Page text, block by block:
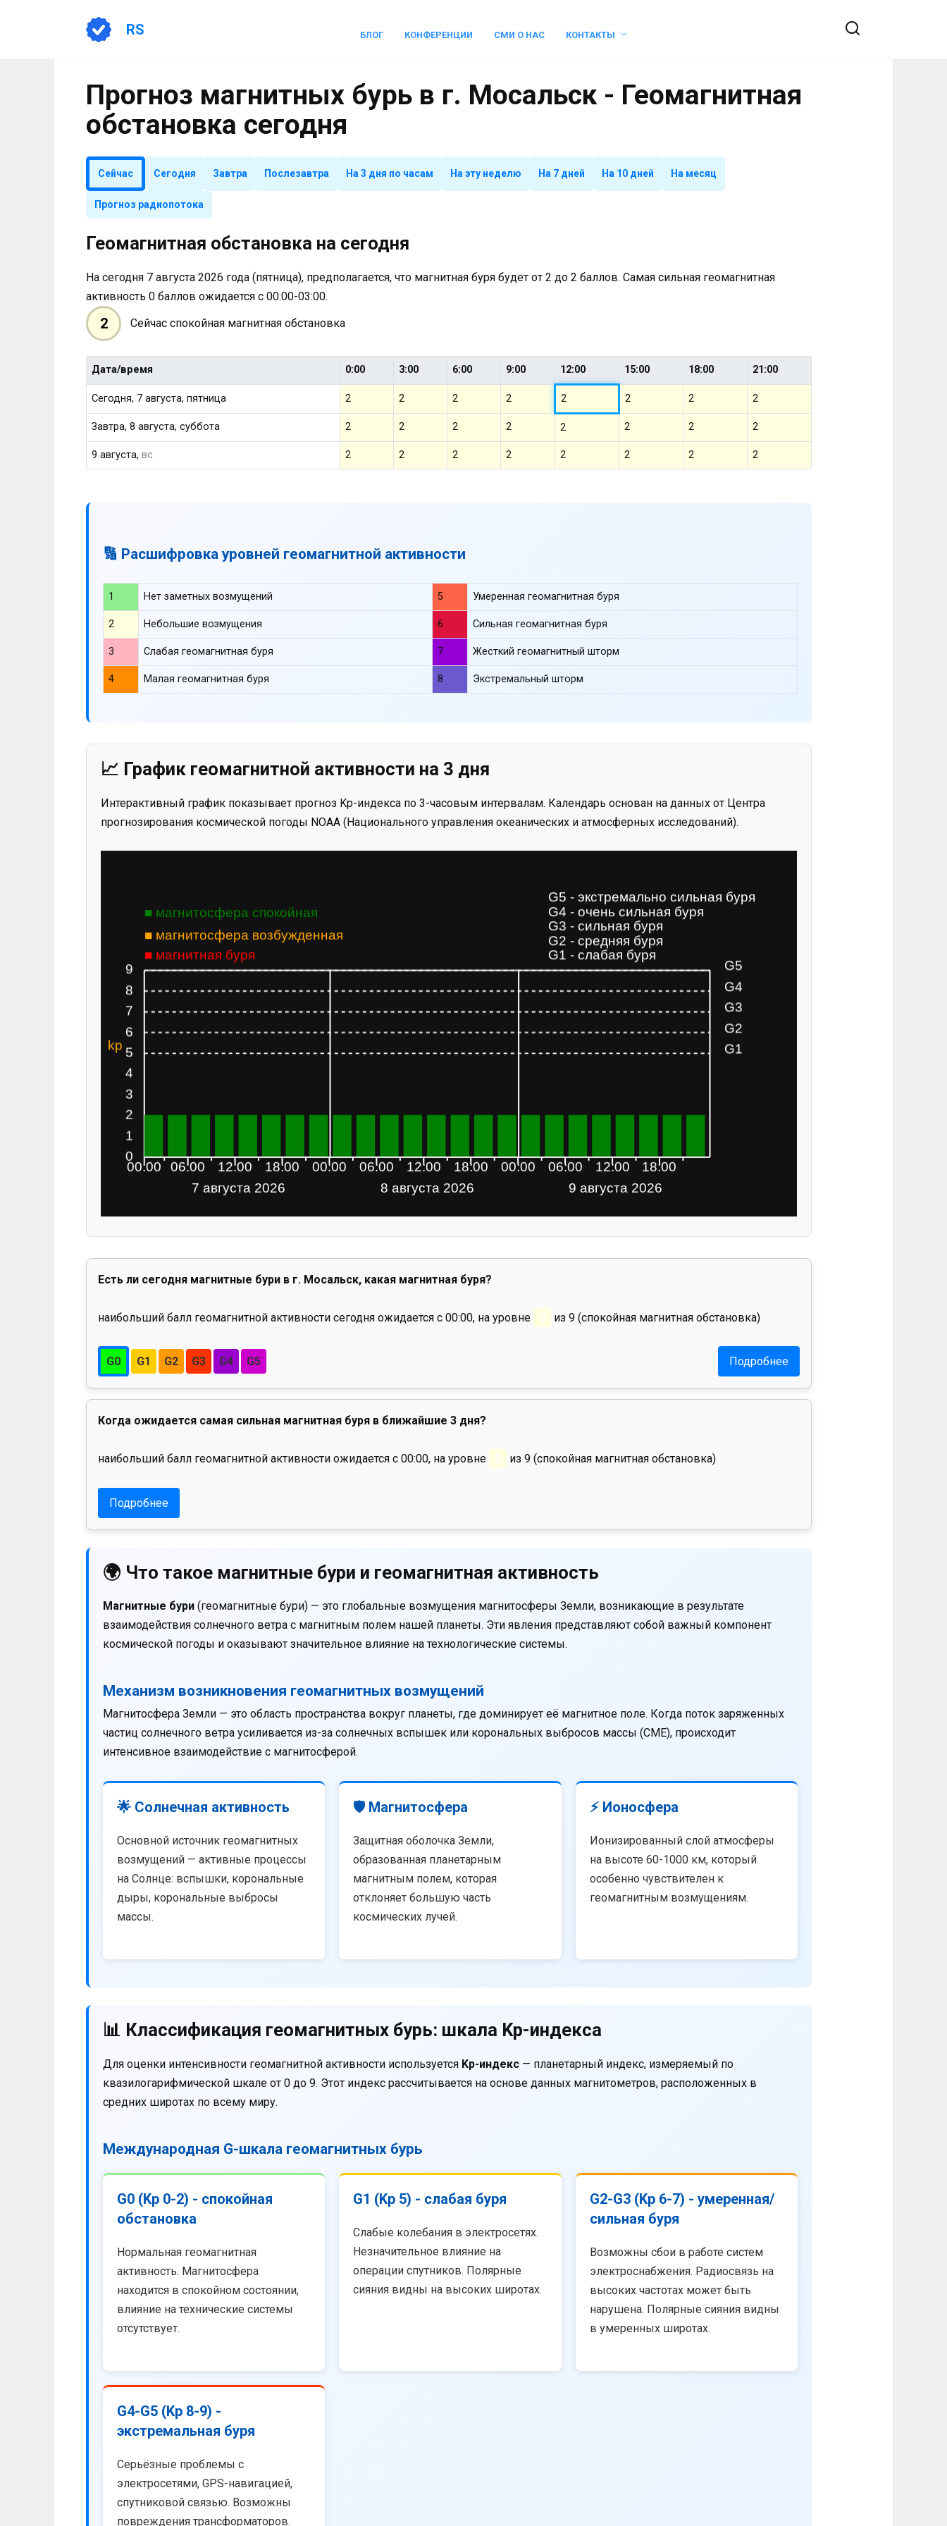
RS БЛОГ КОНФЕРЕНЦИИ СМИ О НАС КОНТАКТЫ
Прогноз магнитных бурь в г. Мосальск - Геомагнитная
обстановка сегодня
Сейчас Сегодня Завтра Послезавтра На 3 дня по часам На эту неделю На 7 дней На 10 дней На месяц
Прогноз радиопотока
Геомагнитная обстановка на сегодня
На сегодня 7 августа 2026 года (пятница), предполагается, что магнитная буря будет от 2 до 2 баллов. Самая сильная геомагнитная
активность 0 баллов ожидается с 00:00-03:00.
2 Сейчас спокойная магнитная обстановка
Дата/время 0:00 3:00 6:00 9:00 12:00 15:00 18:00 21:00
Сегодня, 7 августа, пятница 2 2 2 2 2 2 2 2
Завтра, 8 августа, суббота 2 2 2 2 2 2 2 2
9 августа,вс 2 2 2 2 2 2 2 2
🔢 Расшифровка уровней геомагнитной активности
1 Нет заметных возмущений 5 Умеренная геомагнитная буря
2 Небольшие возмущения 6 Сильная геомагнитная буря
3 Слабая геомагнитная буря 7 Жесткий геомагнитный шторм
4 Малая геомагнитная буря 8 Экстремальный шторм
📈 График геомагнитной активности на 3 дня
Интерактивный график показывает прогноз Kp-индекса по 3-часовым интервалам. Календарь основан на данных от Центра
прогнозирования космической погоды NOAA (Национального управления океанических и атмосферных исследований).
Есть ли сегодня магнитные бури в г. Мосальск, какая магнитная буря?
наибольший балл геомагнитной активности сегодня ожидается с 00:00, на уровне 0 из 9 (спокойная магнитная обстановка)
G0 G1 G2 G3 G4 G5 Подробнее
Когда ожидается самая сильная магнитная буря в ближайшие 3 дня?
наибольший балл геомагнитной активности ожидается с 00:00, на уровне 0 из 9 (спокойная магнитная обстановка)
Подробнее
🌍 Что такое магнитные бури и геомагнитная активность
Магнитные бури (геомагнитные бури) — это глобальные возмущения магнитосферы Земли, возникающие в результате
взаимодействия солнечного ветра с магнитным полем нашей планеты. Эти явления представляют собой важный компонент
космической погоды и оказывают значительное влияние на технологические системы.
Механизм возникновения геомагнитных возмущений
Магнитосфера Земли — это область пространства вокруг планеты, где доминирует её магнитное поле. Когда поток заряженных
частиц солнечного ветра усиливается из-за солнечных вспышек или корональных выбросов массы (CME), происходит
интенсивное взаимодействие с магнитосферой.
🌟 Солнечная активность
Основной источник геомагнитных
возмущений — активные процессы
на Солнце: вспышки, корональные
дыры, корональные выбросы
массы.
🛡️ Магнитосфера
Защитная оболочка Земли,
образованная планетарным
магнитным полем, которая
отклоняет большую часть
космических лучей.
⚡ Ионосфера
Ионизированный слой атмосферы
на высоте 60-1000 км, который
особенно чувствителен к
геомагнитным возмущениям.
📊 Классификация геомагнитных бурь: шкала Kp-индекса
Для оценки интенсивности геомагнитной активности используется Kp-индекс — планетарный индекс, измеряемый по
квазилогарифмической шкале от 0 до 9. Этот индекс рассчитывается на основе данных магнитометров, расположенных в
средних широтах по всему миру.
Международная G-шкала геомагнитных бурь
G0 (Kp 0-2) - спокойная
обстановка
Нормальная геомагнитная
активность. Магнитосфера
находится в спокойном состоянии,
влияние на технические системы
отсутствует.
G1 (Kp 5) - слабая буря
Слабые колебания в электросетях.
Незначительное влияние на
операции спутников. Полярные
сияния видны на высоких широтах.
G2-G3 (Kp 6-7) - умеренная/
сильная буря
Возможны сбои в работе систем
электроснабжения. Радиосвязь на
высоких частотах может быть
нарушена. Полярные сияния видны
в умеренных широтах.
G4-G5 (Kp 8-9) -
экстремальная буря
Серьёзные проблемы с
электросетями, GPS-навигацией,
спутниковой связью. Возможны
повреждения трансформаторов.